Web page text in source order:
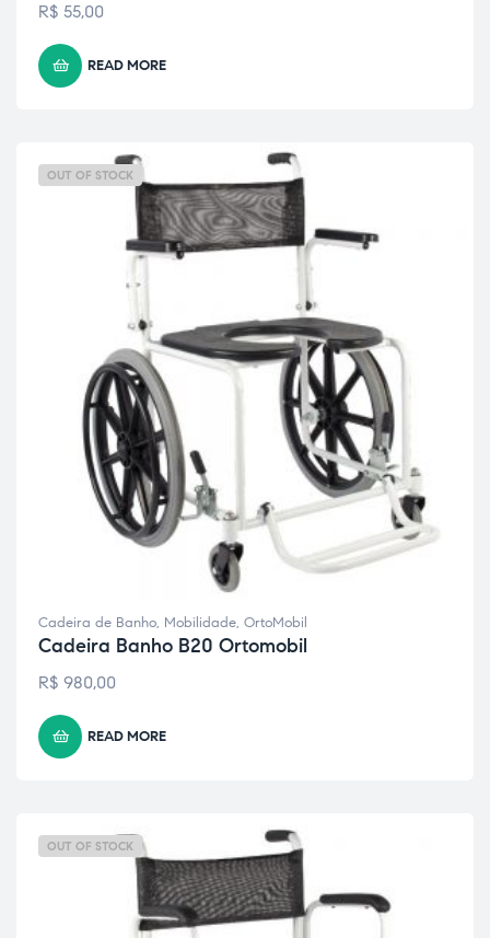
R$ 55,00
READ MORE
OUT OF STOCK
Cadeira de Banho, Mobilidade, OrtoMobil
Cadeira Banho B20 Ortomobil
R$ 980,00
READ MORE
OUT OF STOCK